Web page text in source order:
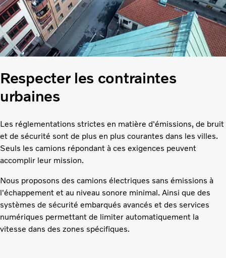
Respecter les contraintes
urbaines
Les réglementations strictes en matière d'émissions, de bruit
et de sécurité sont de plus en plus courantes dans les villes.
Seuls les camions répondant à ces exigences peuvent
accomplir leur mission.
Nous proposons des camions électriques sans émissions à
l'échappement et au niveau sonore minimal. Ainsi que des
systèmes de sécurité embarqués avancés et des services
numériques permettant de limiter automatiquement la
vitesse dans des zones spécifiques.